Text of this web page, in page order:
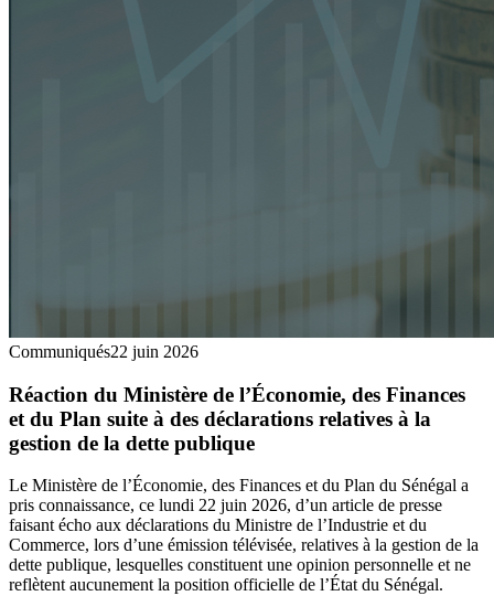
Communiqués22 juin 2026
Réaction du Ministère de l’Économie, des Finances
et du Plan suite à des déclarations relatives à la
gestion de la dette publique
Le Ministère de l’Économie, des Finances et du Plan du Sénégal a
pris connaissance, ce lundi 22 juin 2026, d’un article de presse
faisant écho aux déclarations du Ministre de l’Industrie et du
Commerce, lors d’une émission télévisée, relatives à la gestion de la
dette publique, lesquelles constituent une opinion personnelle et ne
reflètent aucunement la position officielle de l’État du Sénégal.